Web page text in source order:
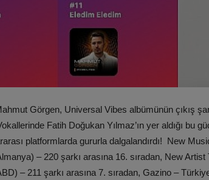
Görgen, Universal Vibes albümünün çıkış
Fatih Doğukan Yılmaz’ın yer aldığı bu
platformlarda gururla dalgalandırdı! New
– 220 şarkı arasına 16. sıradan, New
– 211 şarkı arasına 7. sıradan, Gazino –